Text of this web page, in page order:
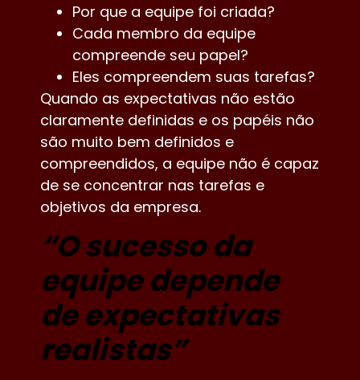
Por que a equipe foi criada?
Cada membro da equipe
compreende seu papel?
Eles compreendem suas tarefas?
Quando as expectativas não estão
claramente definidas e os papéis não
são muito bem definidos e
compreendidos, a equipe não é capaz
de se concentrar nas tarefas e
objetivos da empresa.
“O sucesso da
equipe depende
de expectativas
realistas”